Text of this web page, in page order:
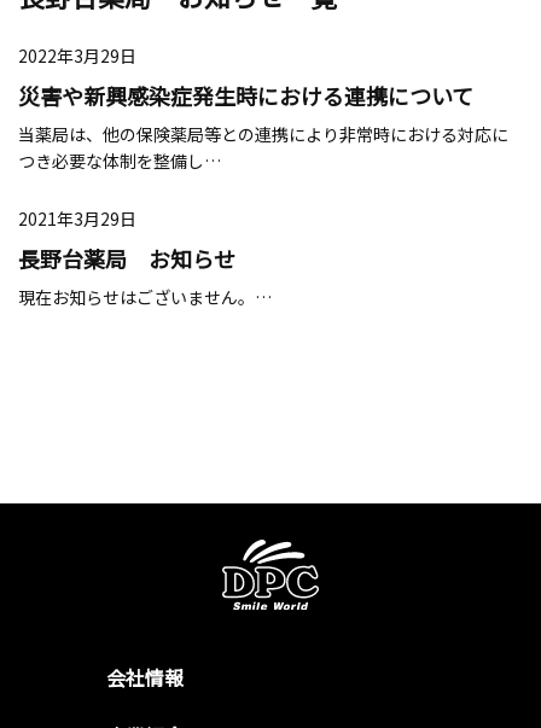
2022年3月29日
災害や新興感染症発生時における連携について
当薬局は、他の保険薬局等との連携により非常時における対応に
つき必要な体制を整備し…
2021年3月29日
長野台薬局 お知らせ
現在お知らせはございません。…
会社情報